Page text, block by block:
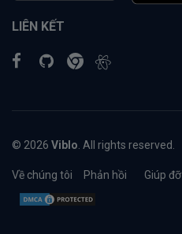
LIÊN KẾT
© 2026 Viblo . All rights reserved.
Về chúng tôi Phản hồi Giúp đỡ